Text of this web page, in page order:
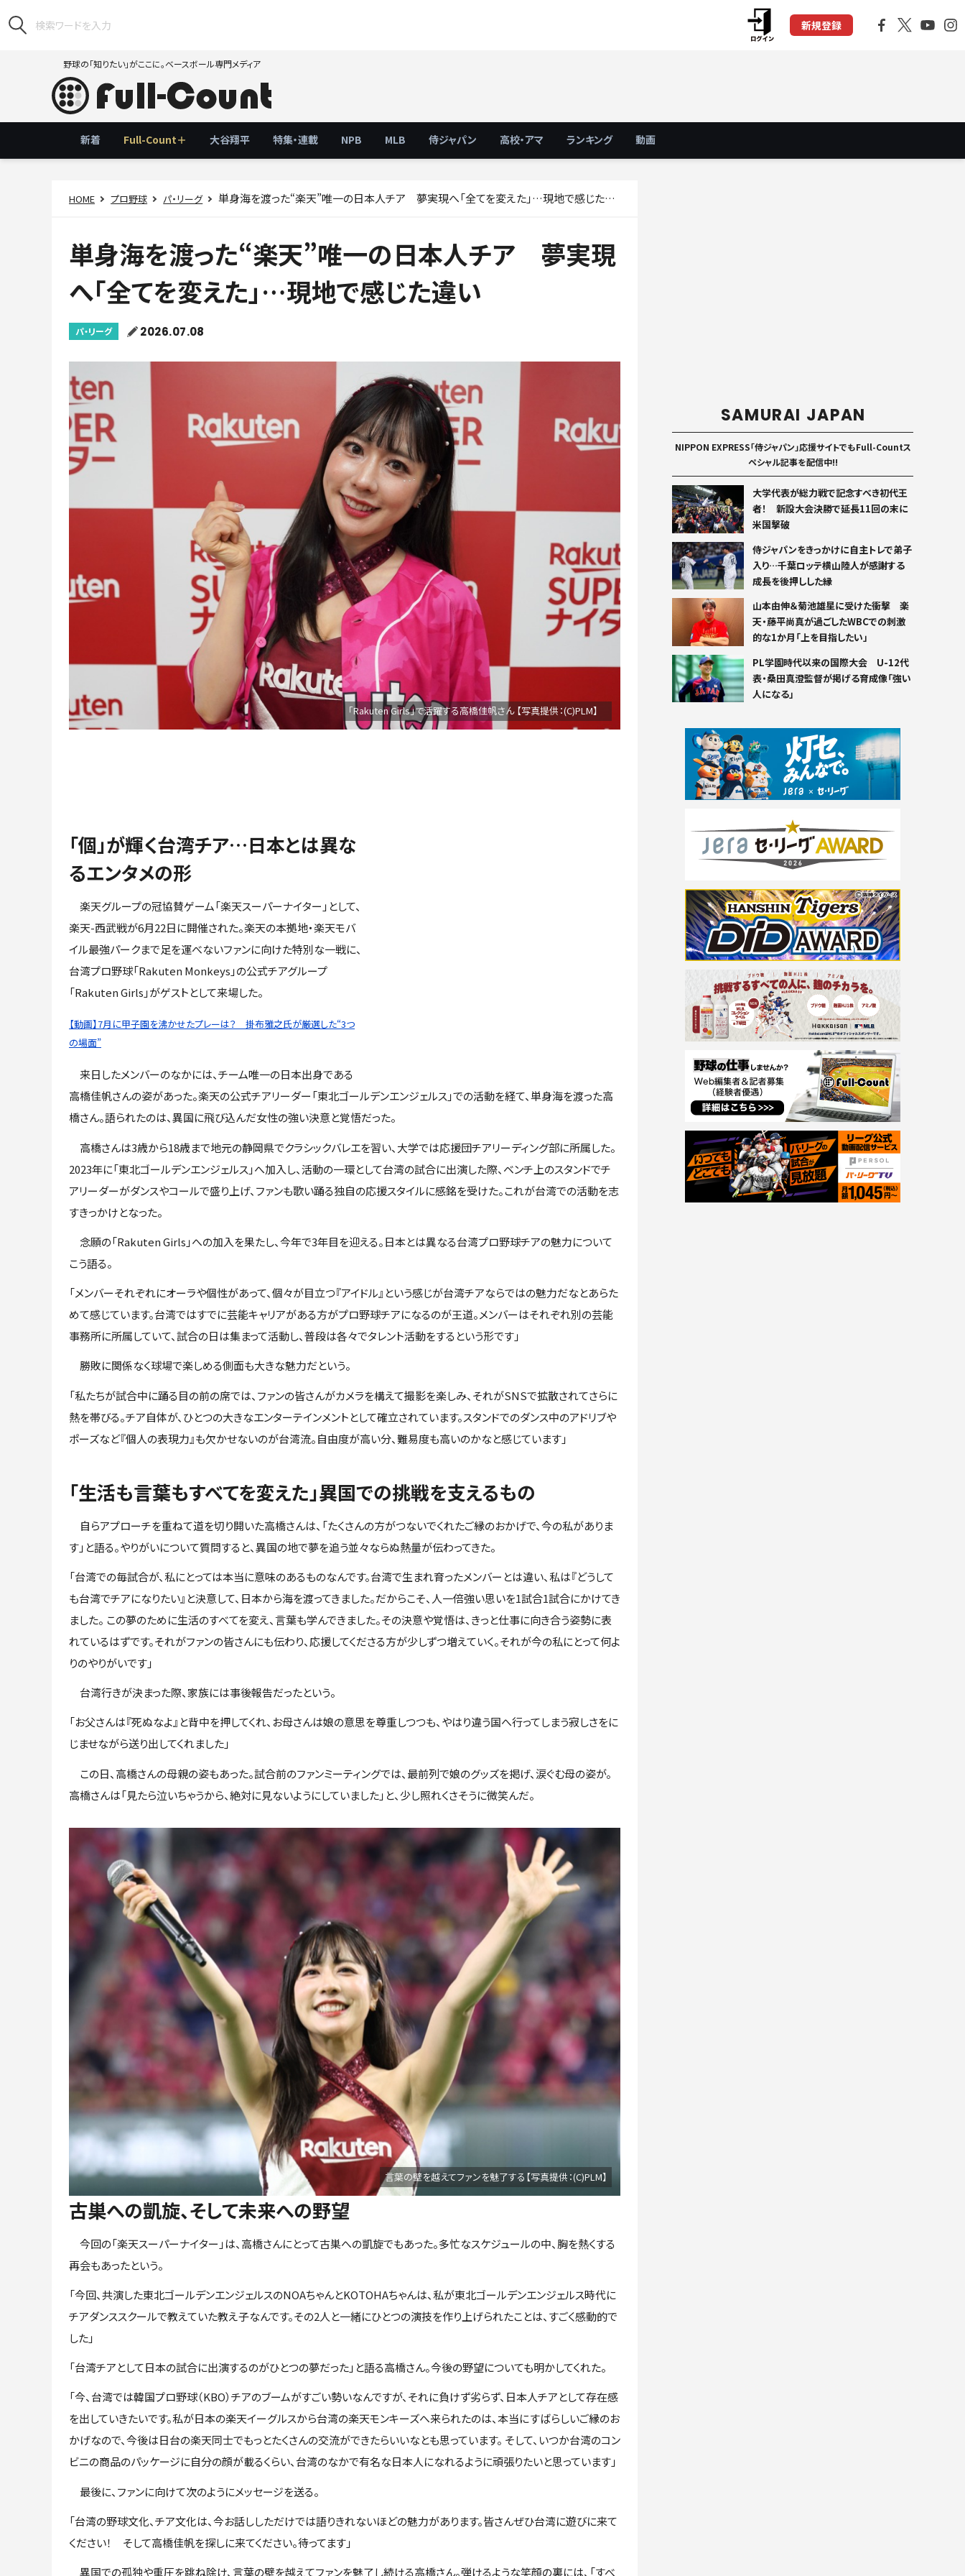
新規登録
野球の「知りたい」がここに。ベースボール専門メディア
新着 Full-Count＋ 大谷翔平 特集・連載 NPB MLB 侍ジャパン 高校・アマ ランキング 動画
HOME プロ野球 パ・リーグ 単身海を渡った“楽天”唯一の日本人チア 夢実現へ「全てを変えた」…現地で感じた違い
単身海を渡った“楽天”唯一の日本人チア 夢実現
へ「全てを変えた」…現地で感じた違い
パ・リーグ 2026.07.08
「Rakuten Girls」で活躍する高橋佳帆さん 【写真提供：(C)PLM】
「個」が輝く台湾チア…日本とは異な
るエンタメの形
楽天グループの冠協賛ゲーム「楽天スーパーナイター」として、
楽天-西武戦が6月22日に開催された。楽天の本拠地・楽天モバ
イル最強パークまで足を運べないファンに向けた特別な一戦に、
台湾プロ野球「Rakuten Monkeys」の公式チアグループ
「Rakuten Girls」がゲストとして来場した。
【動画】7月に甲子園を沸かせたプレーは？ 掛布雅之氏が厳選した“3つ
の場面”
来日したメンバーのなかには、チーム唯一の日本出身である
高橋佳帆さんの姿があった。楽天の公式チアリーダー「東北ゴールデンエンジェルス」での活動を経て、単身海を渡った高
橋さん。語られたのは、異国に飛び込んだ女性の強い決意と覚悟だった。
高橋さんは3歳から18歳まで地元の静岡県でクラシックバレエを習い、大学では応援団チアリーディング部に所属した。
2023年に「東北ゴールデンエンジェルス」へ加入し、活動の一環として台湾の試合に出演した際、ベンチ上のスタンドでチ
アリーダーがダンスやコールで盛り上げ、ファンも歌い踊る独自の応援スタイルに感銘を受けた。これが台湾での活動を志
すきっかけとなった。
念願の「Rakuten Girls」への加入を果たし、今年で3年目を迎える。日本とは異なる台湾プロ野球チアの魅力について
こう語る。
「メンバーそれぞれにオーラや個性があって、個々が目立つ『アイドル』という感じが台湾チアならではの魅力だなとあらた
めて感じています。台湾ではすでに芸能キャリアがある方がプロ野球チアになるのが王道。メンバーはそれぞれ別の芸能
事務所に所属していて、試合の日は集まって活動し、普段は各々でタレント活動をするという形です」
勝敗に関係なく球場で楽しめる側面も大きな魅力だという。
「私たちが試合中に踊る目の前の席では、ファンの皆さんがカメラを構えて撮影を楽しみ、それがSNSで拡散されてさらに
熱を帯びる。チア自体が、ひとつの大きなエンターテインメントとして確立されています。スタンドでのダンス中のアドリブや
ポーズなど『個人の表現力』も欠かせないのが台湾流。自由度が高い分、難易度も高いのかなと感じています」
「生活も言葉もすべてを変えた」異国での挑戦を支えるもの
自らアプローチを重ねて道を切り開いた高橋さんは、「たくさんの方がつないでくれたご縁のおかげで、今の私がありま
す」と語る。やりがいについて質問すると、異国の地で夢を追う並々ならぬ熱量が伝わってきた。
「台湾での毎試合が、私にとっては本当に意味のあるものなんです。台湾で生まれ育ったメンバーとは違い、私は『どうして
も台湾でチアになりたい』と決意して、日本から海を渡ってきました。だからこそ、人一倍強い思いを1試合1試合にかけてき
ました。 この夢のために生活のすべてを変え、言葉も学んできました。その決意や覚悟は、きっと仕事に向き合う姿勢に表
れているはずです。それがファンの皆さんにも伝わり、応援してくださる方が少しずつ増えていく。それが今の私にとって何よ
りのやりがいです」
台湾行きが決まった際、家族には事後報告だったという。
「お父さんは『死ぬなよ』と背中を押してくれ、お母さんは娘の意思を尊重しつつも、やはり違う国へ行ってしまう寂しさをに
じませながら送り出してくれました」
この日、高橋さんの母親の姿もあった。試合前のファンミーティングでは、最前列で娘のグッズを掲げ、涙ぐむ母の姿が。
高橋さんは「見たら泣いちゃうから、絶対に見ないようにしていました」と、少し照れくさそうに微笑んだ。
言葉の壁を越えてファンを魅了する【写真提供：(C)PLM】
古巣への凱旋、そして未来への野望
今回の「楽天スーパーナイター」は、高橋さんにとって古巣への凱旋でもあった。多忙なスケジュールの中、胸を熱くする
再会もあったという。
「今回、共演した東北ゴールデンエンジェルスのNOAちゃんとKOTOHAちゃんは、私が東北ゴールデンエンジェルス時代に
チアダンススクールで教えていた教え子なんです。その2人と一緒にひとつの演技を作り上げられたことは、すごく感動的で
した」
「台湾チアとして日本の試合に出演するのがひとつの夢だった」と語る高橋さん。今後の野望についても明かしてくれた。
「今、台湾では韓国プロ野球（KBO）チアのブームがすごい勢いなんですが、それに負けず劣らず、日本人チアとして存在感
を出していきたいです。私が日本の楽天イーグルスから台湾の楽天モンキーズへ来られたのは、本当にすばらしいご縁のお
かげなので、今後は日台の楽天同士でもっとたくさんの交流ができたらいいなとも思っています。 そして、いつか台湾のコン
ビニの商品のパッケージに自分の顔が載るくらい、台湾のなかで有名な日本人になれるように頑張りたいと思っています」
最後に、ファンに向けて次のようにメッセージを送る。
「台湾の野球文化、チア文化は、今お話ししただけでは語りきれないほどの魅力があります。皆さんぜひ台湾に遊びに来て
ください！ そして高橋佳帆を探しに来てください。待ってます」
異国での孤独や重圧を跳ね除け、言葉の壁を越えてファンを魅了し続ける高橋さん。弾けるような笑顔の裏には、「すべ
SAMURAI JAPAN
NIPPON EXPRESS「侍ジャパン」応援サイトでもFull-Countス
ペシャル記事を配信中!!
大学代表が総力戦で記念すべき初代王
者！ 新設大会決勝で延長11回の末に
米国撃破
侍ジャパンをきっかけに自主トレで弟子
入り…千葉ロッテ横山陸人が感謝する
成長を後押しした縁
山本由伸＆菊池雄星に受けた衝撃 楽
天・藤平尚真が過ごしたWBCでの刺激
的な1か月「上を目指したい」
PL学園時代以来の国際大会 U-12代
表・桑田真澄監督が掲げる育成像「強い
人になる」